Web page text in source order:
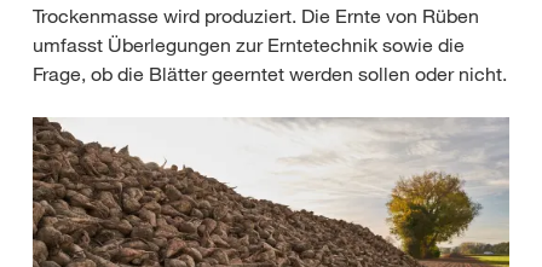
Trockenmasse wird produziert. Die Ernte von Rüben
umfasst Überlegungen zur Erntetechnik sowie die
Frage, ob die Blätter geerntet werden sollen oder nicht.